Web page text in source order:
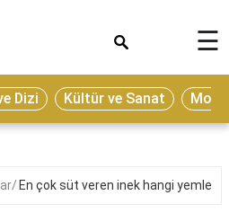
☰
Dizi Kültür ve Sanat
En çok süt veren inek hangi yemle